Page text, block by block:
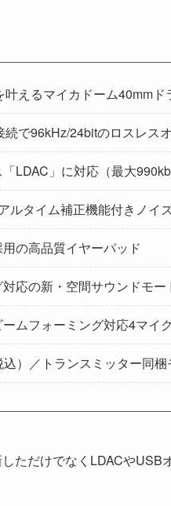
えるマイカドーム40mmド
で96kHz/24bitのロスレス
LDAC」に対応（最大
ルタイム補正機能付きノイ
の高品質イヤーパッド
応の新・空間サウンドモー
ムフォーミング対応4マイ
）／トランスミッター同梱
ただけでなくLDACや